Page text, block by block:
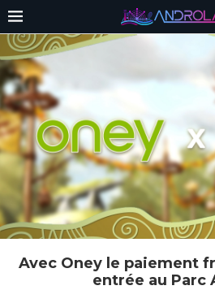
Avec Oney le paiement
entrée au Parc